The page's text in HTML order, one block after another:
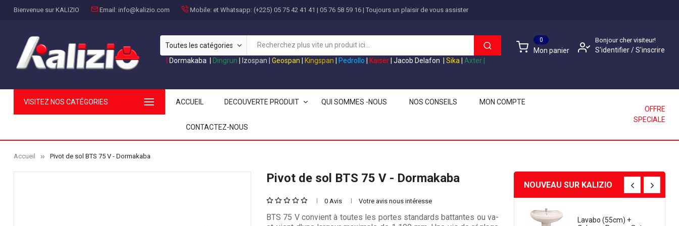
Bienvenue sur KALIZIO Email: info@kalizio.com Mobile: et Whatsapp: (+225) 05 75 42 41 41 | 05 76 58 59 16 | Toujours un plaisir de vous assister
Dormakaba Dingrun Izospan Geospan Kingspan Pedrollo Kaiser Jacob Delafon Sika Axter
0
Mon panier
Bonjour cher visiteur!
S'identifier/S'inscrire
VISITEZ NOS CATÉGORIES ACCUEIL DECOUVERTE PRODUIT QUI SOMMES -NOUS NOS CONSEILS MON COMPTE
CONTACTEZ-NOUS
OFFRE
SPECIALE
Accueil Pivot de sol BTS 75 V - Dormakaba
Pivot de sol BTS 75 V - Dormakaba
0 Avis Votre avis nous intéresse
BTS 75 V convient à toutes les portes standards battantes ou va-
NOUVEAU SUR KALIZIO
Réglette Étanche
Mitigeur Robinet De
Lavabo (55cm) +